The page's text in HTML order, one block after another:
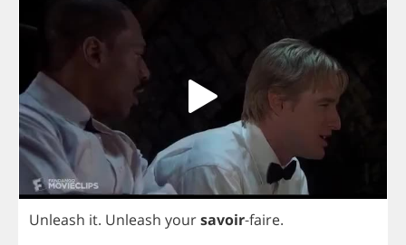
Unleash it. Unleash yoursavoir-faire.